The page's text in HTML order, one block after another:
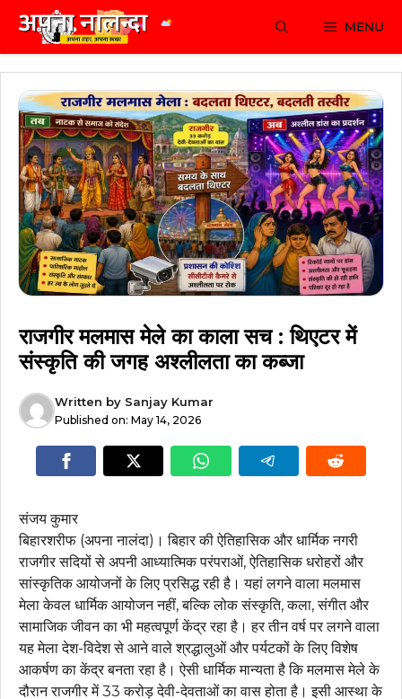
content
MENU
राजगीर मलमास मेले का काला सच : थिएटर में
संस्कृति की जगह अश्लीलता का कब्जा
Written by Sanjay Kumar
Published on: May 14, 2026
संजय कुमार
बिहारशरीफ (अपना नालंदा)। बिहार की ऐतिहासिक और धार्मिक नगरी
राजगीर सदियों से अपनी आध्यात्मिक परंपराओं, ऐतिहासिक धरोहरों और
सांस्कृतिक आयोजनों के लिए प्रसिद्ध रही है। यहां लगने वाला मलमास
मेला केवल धार्मिक आयोजन नहीं, बल्कि लोक संस्कृति, कला, संगीत और
सामाजिक जीवन का भी महत्वपूर्ण केंद्र रहा है। हर तीन वर्ष पर लगने वाला
यह मेला देश-विदेश से आने वाले श्रद्धालुओं और पर्यटकों के लिए विशेष
आकर्षण का केंद्र बनता रहा है। ऐसी धार्मिक मान्यता है कि मलमास मेले के
दौरान राजगीर में 33 करोड़ देवी-देवताओं का वास होता है। इसी आस्था के